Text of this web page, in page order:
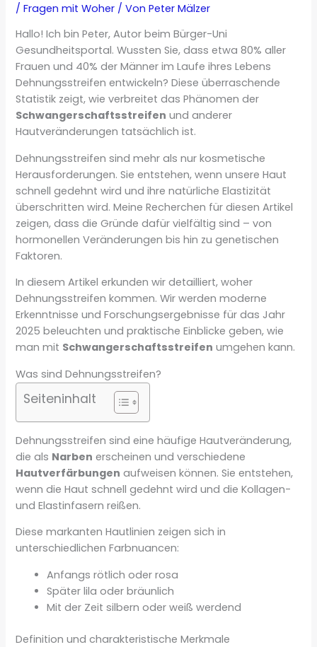
/Fragen mit Woher / VonPeter Mälzer
Hallo! Ich bin Peter, Autor beim Bürger-Uni
Gesundheitsportal. Wussten Sie, dass etwa 80% aller
Frauen und 40% der Männer im Laufe ihres Lebens
Dehnungsstreifen entwickeln? Diese überraschende
Statistik zeigt, wie verbreitet das Phänomen der
Schwangerschaftsstreifen und anderer
Hautveränderungen tatsächlich ist.
Dehnungsstreifen sind mehr als nur kosmetische
Herausforderungen. Sie entstehen, wenn unsere Haut
schnell gedehnt wird und ihre natürliche Elastizität
überschritten wird. Meine Recherchen für diesen Artikel
zeigen, dass die Gründe dafür vielfältig sind – von
hormonellen Veränderungen bis hin zu genetischen
Faktoren.
In diesem Artikel erkunden wir detailliert, woher
Dehnungsstreifen kommen. Wir werden moderne
Erkenntnisse und Forschungsergebnisse für das Jahr
2025 beleuchten und praktische Einblicke geben, wie
man mit Schwangerschaftsstreifen umgehen kann.
Was sind Dehnungsstreifen?
Seiteninhalt
Dehnungsstreifen sind eine häufige Hautveränderung,
die als Narben erscheinen und verschiedene
Hautverfärbungen aufweisen können. Sie entstehen,
wenn die Haut schnell gedehnt wird und die Kollagen-
und Elastinfasern reißen.
Diese markanten Hautlinien zeigen sich in
unterschiedlichen Farbnuancen:
Anfangs rötlich oder rosa
Später lila oder bräunlich
Mit der Zeit silbern oder weiß werdend
Definition und charakteristische Merkmale